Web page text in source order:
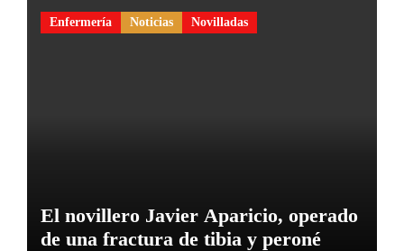
Enfermería Noticias Novilladas
El novillero Javier Aparicio, operado
de una fractura de tibia y peroné